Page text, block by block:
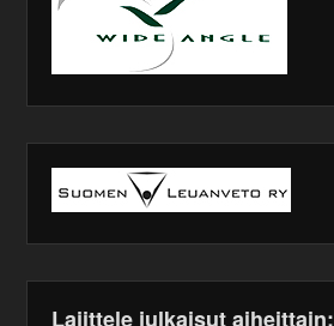
Lajittele julkaisut aiheittain: